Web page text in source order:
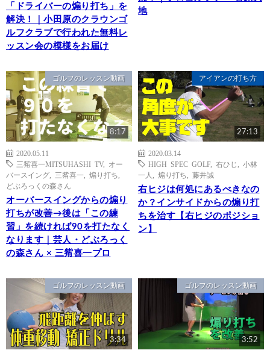
「ドライバーの煽り打ち」を
解決！｜小田原のクラウンゴ
ルフクラブで行われた無料レ
ッスン会の模様をお届け
地
ゴルフのレッスン動画
8:17
2020.05.11
三觜喜一MITSUHASHI TV, オー
バースイング
三觜喜一 煽り打ち
どぶろっくの森さん
オーバースイングからの煽り
打ちが改善→後は「この練
習」を続ければ90を打たなく
なります｜芸人・どぶろっく
の森さん × 三觜喜一プロ
アイアンの打ち方
27:13
2020.03.14
HIGH SPEC GOLF, 右ひじ
小林
一人
煽り打ち 藤井誠
右ヒジは何処にあるべきなの
か？インサイドからの煽り打
ちを治す【右ヒジのポジショ
ン】
ゴルフのレッスン動画
3:34
ゴルフのレッスン動画
3:52